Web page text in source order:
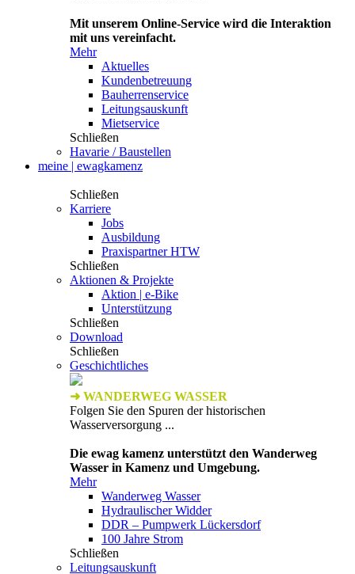
Mit unserem Online-Service wird die Interaktion
mit uns vereinfacht.
Mehr
Aktuelles
Kundenbetreuung
Bauherrenservice
Leitungsauskunft
Mietservice
Schließen
Havarie / Baustellen
meine | ewagkamenz
Schließen
Karriere
Jobs
Ausbildung
Praxispartner HTW
Schließen
Aktionen & Projekte
Aktion | e-Bike
Unterstützung
Schließen
Download
Schließen
Geschichtliches
➜ WANDERWEG WASSER
Folgen Sie den Spuren der historischen
Wasserversorgung ...
Die ewag kamenz unterstützt den Wanderweg
Wasser in Kamenz und Umgebung.
Mehr
Wanderweg Wasser
Hydraulischer Widder
DDR – Pumpwerk Lückersdorf
100 Jahre Strom
Schließen
Leitungsauskunft